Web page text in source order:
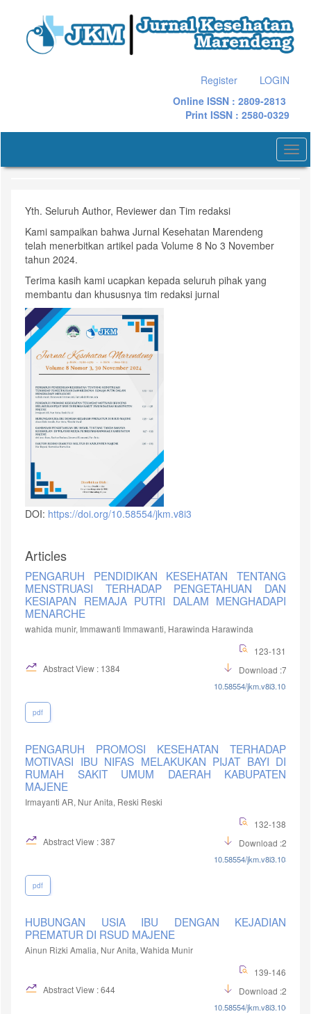
Sidebar
Register
LOGIN
Online ISSN : 2809-2813
Print ISSN : 2580-0329
Yth. Seluruh Author, Reviewer dan Tim redaksi
Kami sampaikan bahwa Jurnal Kesehatan Marendeng
telah menerbitkan artikel pada Volume 8 No 3 November
tahun 2024.
Terima kasih kami ucapkan kepada seluruh pihak yang
membantu dan khususnya tim redaksi jurnal
DOI: https://doi.org/10.58554/jkm.v8i3
Articles
PENGARUH PENDIDIKAN KESEHATAN TENTANG
MENSTRUASI TERHADAP PENGETAHUAN DAN
KESIAPAN REMAJA PUTRI DALAM MENGHADAPI
MENARCHE
wahida munir, Immawanti Immawanti, Harawinda Harawinda
123-131
Abstract View : 1384
Download :764
10.58554/jkm.v8i3.105
pdf
PENGARUH PROMOSI KESEHATAN TERHADAP
MOTIVASI IBU NIFAS MELAKUKAN PIJAT BAYI DI
RUMAH SAKIT UMUM DAERAH KABUPATEN
MAJENE
Irmayanti AR, Nur Anita, Reski Reski
132-138
Abstract View : 387
Download :227
10.58554/jkm.v8i3.103
pdf
HUBUNGAN USIA IBU DENGAN KEJADIAN
PREMATUR DI RSUD MAJENE
Ainun Rizki Amalia, Nur Anita, Wahida Munir
139-146
Abstract View : 644
Download :295
10.58554/jkm.v8i3.106